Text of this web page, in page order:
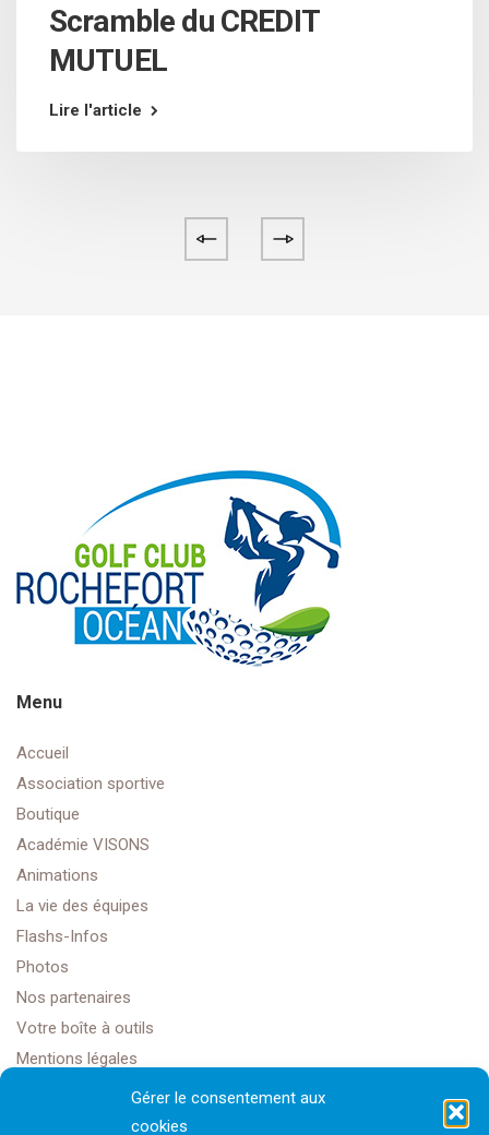
Gérer le consentement aux
cookies
Scramble du CREDIT
MUTUEL
Lire l'article
Menu
Accueil
Association sportive
Boutique
Académie VISONS
Animations
La vie des équipes
Flashs-Infos
Photos
Nos partenaires
Votre boîte à outils
Mentions légales